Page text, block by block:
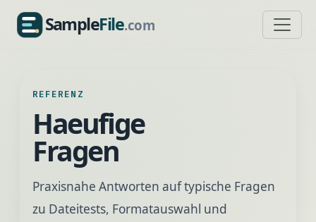
SampleFile.com
SampleFile.com
REFERENZ
Haeufige
Fragen
Praxisnahe Antworten auf typische Fragen
zu Dateitests, Formatauswahl und